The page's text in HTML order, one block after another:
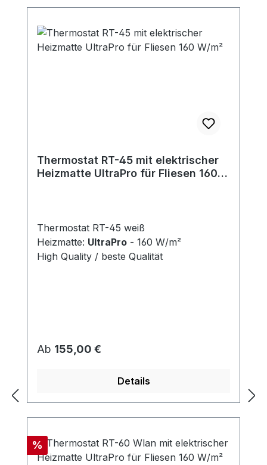
Thermostat RT-45 mit elektrischer
Heizmatte UltraPro für Fliesen 160
Thermostat RT-45 weiß
Heizmatte: UltraPro - 160 W/m²
High Quality / beste Qualität
Regulärer Preis:
Ab 155,00 €
Details
Rabatt
%